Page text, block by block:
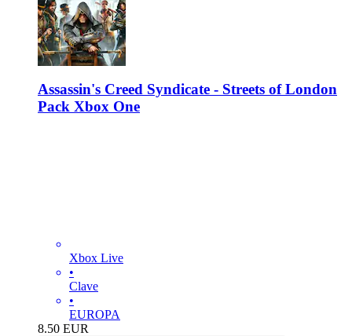
Assassin's Creed Syndicate - Streets of London
Pack Xbox One
Xbox Live
•
Clave
•
EUROPA
8.50 EUR